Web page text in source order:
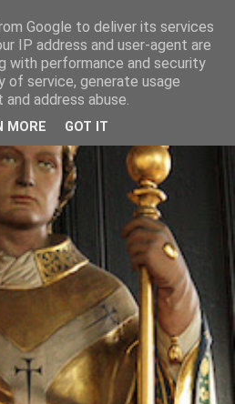
Google to deliver its services
IP address and user-agent are
with performance and security
of service, generate usage
address abuse.
MORE GOT IT